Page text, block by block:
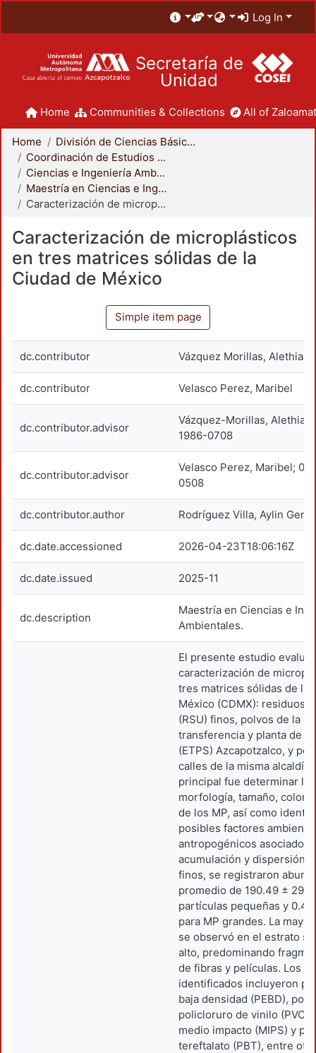
Log In
Secretaría de
Unidad
Home Communities & Collections All of
Home
División de Ciencias Básicas e Ingeniería
Coordinación de Estudios de Posgrado - CBI
Ciencias e Ingeniería Ambientales
Maestría en Ciencias e Ingeniería Ambientales
Caracterización de microplásticos en tres matrices sólidas de la Ciudad de México
Caracterización de microplásticos
en tres matrices sólidas de la
Ciudad de México
Simple item page
dc.contributor Vázquez Morillas, Alethia
dc.contributor Velasco Perez, Maribel
dc.contributor.advisor
Vázquez-Morillas,
1986-0708
dc.contributor.advisor
Velasco Perez, Maribel;
0508
dc.contributor.author Rodríguez Villa, Aylin
dc.date.accessioned 2026-04-23T18:06:16Z
dc.date.issued 2025-11
dc.description
Maestría en Ciencias e
Ambientales.
El presente estudio evaluó
caracterización de
tres matrices sólidas de la
México (CDMX): residuos
(RSU) finos, polvos de la
transferencia y planta de
(ETPS) Azcapotzalco, y
calles de la misma
principal fue determinar la
morfología, tamaño, color
de los MP, así como
posibles factores
antropogénicos asociados
acumulación y dispersión.
finos, se registraron
promedio de 190.49 ±
partículas pequeñas y
para MP grandes. La
se observó en el estrato
alto, predominando
de fibras y películas. Los
identificados incluyeron
baja densidad (PEBD),
policloruro de vinilo
medio impacto (MIPS) y
tereftalato (PBT), entre